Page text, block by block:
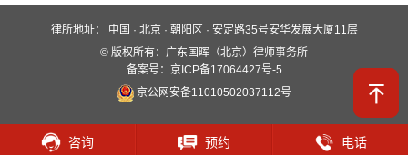
咨询 预约 电话
律所地址： 中国 · 北京 · 朝阳区 · 安定路35号安华发展大厦11层
业务领域 国晖团队
新闻动态 案例分析
全媒体平台 联系我们
© 版权所有：广东国晖（北京）律师事务所
备案号：京ICP备17064427号-5
京公网安备11010502037112号